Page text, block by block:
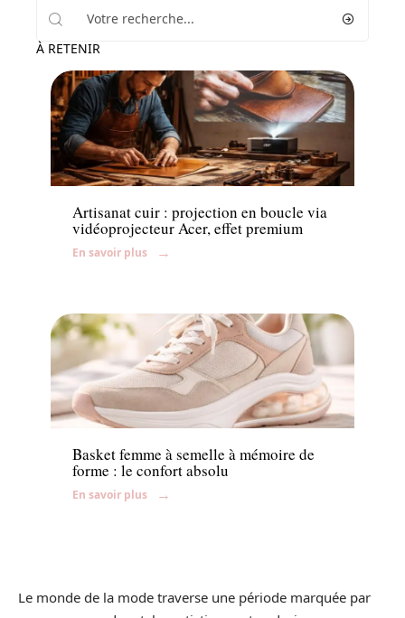
À RETENIR
Accessoires
Artisanat cuir : projection en boucle via
vidéoprojecteur Acer, effet premium
En savoir plus
Accessoires
Basket femme à semelle à mémoire de
forme : le confort absolu
En savoir plus
Le monde de la mode traverse une période marquée par